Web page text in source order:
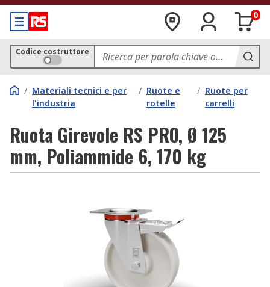
0
Codice costruttore
/ Materiali tecnici e per
l'industria
/ Ruote e
rotelle
/ Ruote per
carrelli
Ruota Girevole RS PRO, Ø 125
mm, Poliammide 6, 170 kg